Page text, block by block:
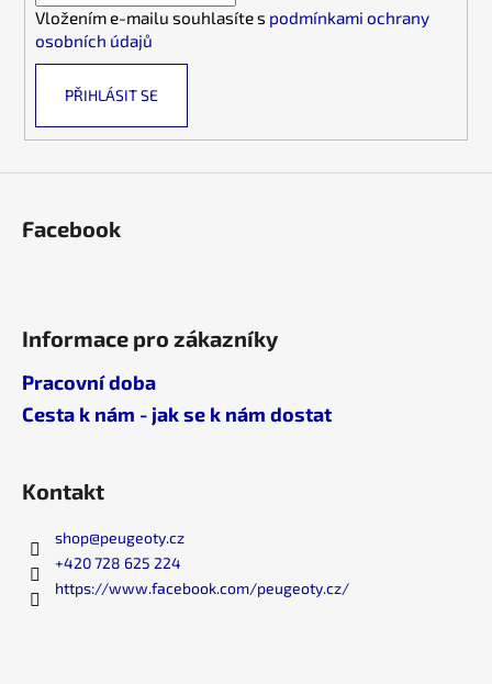
r
ý
p
Vložením e-mailu souhlasíte s podmínkami ochrany
osobních údajů
PŘIHLÁSIT SE
Facebook
Informace pro zákazníky
Pracovní doba
Cesta k nám - jak se k nám dostat
Kontakt
shop@peugeoty.cz
+420 728 625 224
https://www.facebook.com/peugeoty.cz/